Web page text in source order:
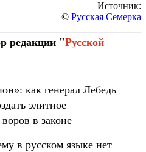
Источник:
© Русская Семерка
редакции "Русской
как генерал Лебедь
элитное
в законе
в русском языке нет